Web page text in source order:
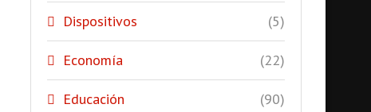
Dispositivos (5)
Economía (22)
Educación (90)